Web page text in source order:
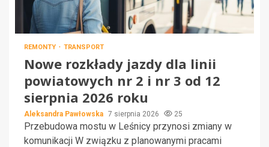
REMONTY TRANSPORT
Nowe rozkłady jazdy dla linii
powiatowych nr 2 i nr 3 od 12
sierpnia 2026 roku
Aleksandra Pawłowska 7 sierpnia 2026 25
Przebudowa mostu w Leśnicy przynosi zmiany w
komunikacji W związku z planowanymi pracami